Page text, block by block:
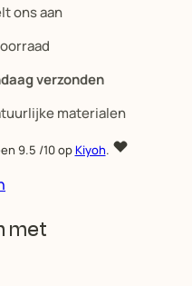
ons aan
verzonden
materialen
9.5 /10 opKiyoh.
met